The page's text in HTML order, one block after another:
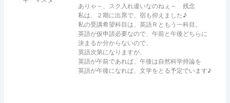
ありゃ～、スク入れ違いなのねぇ～ 残念
私は、２期に出席で、宿も抑えました♪
私の受講希望科目は、英語Ｒともう一科目。
英語が仮申請必要なので、午前と午後どちらに
決まるか分からないので、
英語次第になりますが、
英語が午前であれば、午後は自然科学持論を
英語が午後になれば、文学をとる予定でいます♪